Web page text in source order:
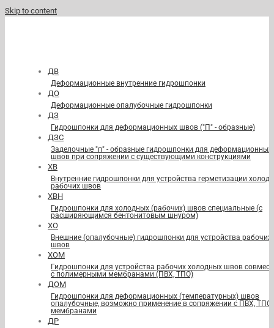
Skip to content
ДВ
Деформационные внутренние гидрошпонки
ДО
Деформационные опалубочные гидрошпонки
ДЗ
Гидрошпонки для деформационных швов ("П" - образные)
ДЗС
Заделочные "п" - образные гидрошпонки для деформационных
швов при сопряжении с существующими конструкциями
ХВ
Внутренние гидрошпонки для устройства герметизации
рабочих швов
ХВН
Гидрошпонки для холодных (рабочих) швов специальные (с
расширяющимся бентонитовым шнуром)
ХО
Внешние (опалубочные) гидрошпонки для устройства рабочих
швов
ХОМ
Гидрошпонки для устройства рабочих холодных швов
с полимерными мембранами (ПВХ, ТПО)
ДОМ
Гидрошпонки для деформационных (температурных) швов
опалубочные, возможно применение в сопряжении с ПВХ, ТПО
мембранами
ДР